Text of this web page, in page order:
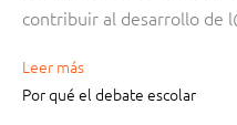
contribuir al desarrollo de
Leer más
Por qué el debate escolar